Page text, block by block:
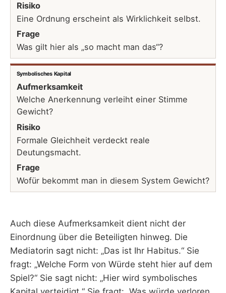
Risiko
Eine Ordnung erscheint als Wirklichkeit selbst.
Frage
Was gilt hier als „so macht man das“?
Symbolisches Kapital
Aufmerksamkeit
Welche Anerkennung verleiht einer Stimme
Gewicht?
Risiko
Formale Gleichheit verdeckt reale
Deutungsmacht.
Frage
Wofür bekommt man in diesem System Gewicht?
Auch diese Aufmerksamkeit dient nicht der
Einordnung über die Beteiligten hinweg. Die
Mediatorin sagt nicht: „Das ist Ihr Habitus.“ Sie
fragt: „Welche Form von Würde steht hier auf dem
Spiel?“ Sie sagt nicht: „Hier wird symbolisches